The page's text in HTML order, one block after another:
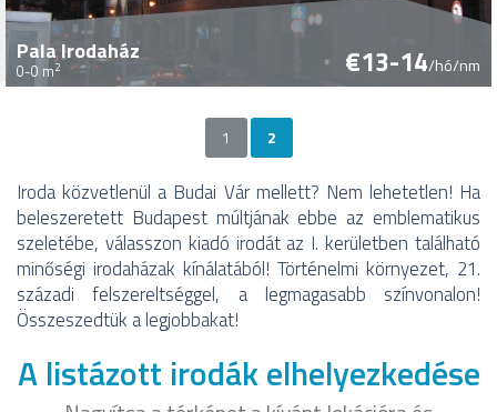
Pala Irodaház
0-0 m2 €13-14/hó/nm
1 2
Iroda közvetlenül a Budai Vár mellett? Nem lehetetlen! Ha
beleszeretett Budapest múltjának ebbe az emblematikus
szeletébe, válasszon kiadó irodát az I. kerületben található
minőségi irodaházak kínálatából! Történelmi környezet, 21.
századi felszereltséggel, a legmagasabb színvonalon!
Összeszedtük a legjobbakat!
A listázott irodák elhelyezkedése